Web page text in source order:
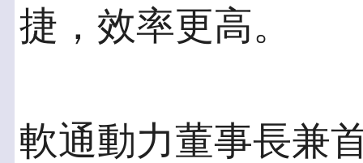
捷，效率更高。
軟通動力董事長兼